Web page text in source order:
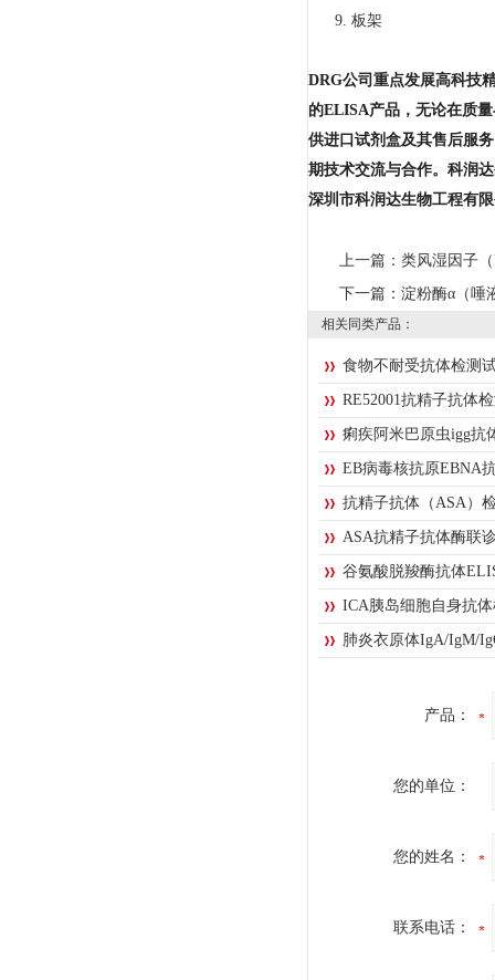
9. 板架
DRG公司重点发展高科技
的ELISA产品，无论在质
供进口试剂盒及其售后服
期技术交流与合作。科润
深圳市科润达生物工程有
上一篇： 类风湿因子
下一篇： 淀粉酶α（唾
相关同类产品：
食物不耐受抗体检测
RE52001抗精子抗体
痢疾阿米巴原虫igg抗
EB病毒核抗原EBNA
抗精子抗体（ASA）
ASA抗精子抗体酶联
谷氨酸脱羧酶抗体
ICA胰岛细胞自身抗
肺炎衣原体IgA/IgM/
产品：
您的单位：
您的姓名：
联系电话：